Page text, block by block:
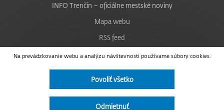
Na prevádzkovanie webu a analýzu návštevnosti používame súbory cookies.
Povoliť všetko
Odmietnuť
INFO Trenčín – oficiálne mestské noviny
Mapa webu
RSS feed
Nastavenie cookies
Facebook
Instagram